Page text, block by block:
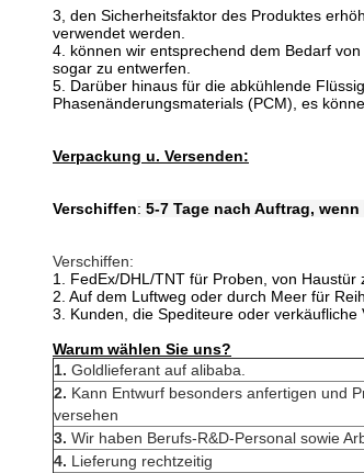
3, den Sicherheitsfaktor des Produktes
verwendet werden.
4. können wir entsprechend dem Bedarf
sogar zu entwerfen.
5. Darüber hinaus für die abkühlende
Phasenänderungsmaterials (PCM), es
Verpackung u. Versenden:
Verschiffen: 5-7 Tage nach Auftrag,
Verschiffen:
1. FedEx/DHL/TNT für Proben, von Haustür
2. Auf dem Luftweg oder durch Meer für
3. Kunden, die Spediteure oder verkäufliche
Warum wählen Sie uns?
1. Goldlieferant auf alibaba.
2. Kann Entwurf besonders anfertigen und
versehen
3. Wir haben Berufs-R&D-Personal sowie
4. Lieferung rechtzeitig